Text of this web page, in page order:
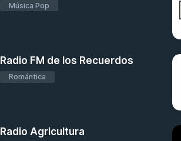
Música Pop
Radio FM de los Recuerdos
Romántica
Radio Agricultura